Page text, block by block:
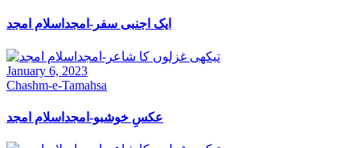
ایک اجنبی سفر-امجداسلام امجد
January 6, 2023
Chashm-e-Tamahsa
عکسِ خوشبو-امجداسلام امجد